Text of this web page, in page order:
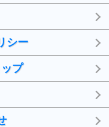
シー
プ